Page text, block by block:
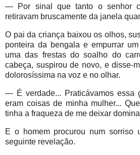
— Por sinal que tanto o senhor
retiravam bruscamente da janela
O pai da criança baixou os olhos,
ponteira da bengala e empurrar
uma das frestas do soalho do
cabeça, suspirou de novo, e disse-
dolorosíssima na voz e no olhar.
— É verdade... Praticávamos essa
eram coisas de minha mulher...
tinha a fraqueza de me deixar
E o homem procurou num sorriso
seguinte revelação.